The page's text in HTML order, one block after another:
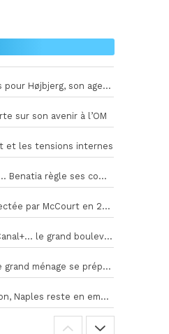
Newcastle avance ses pions pour Højbjerg, son agent sort du silence
sur son avenir à l’OM
et les tensions internes
Longoria, joueurs, coulisses… Benatia règle ses comptes !
La somme astronomique injectée par McCourt en 2026 pour soutenir l’OM
Droits TV : Ligue 1+, DAZN, Canal+… le grand bouleversement
Hojbjerg, Balerdi, Aguerd… le grand ménage se prépare
Aguerd a choisi sa destination, Naples reste en embuscade